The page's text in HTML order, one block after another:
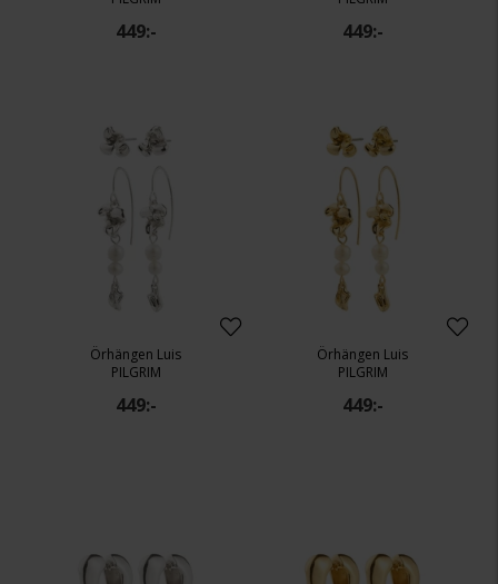
449:- 449:-
Örhängen Luis
PILGRIM
449:-
Örhängen Luis
PILGRIM
449:-